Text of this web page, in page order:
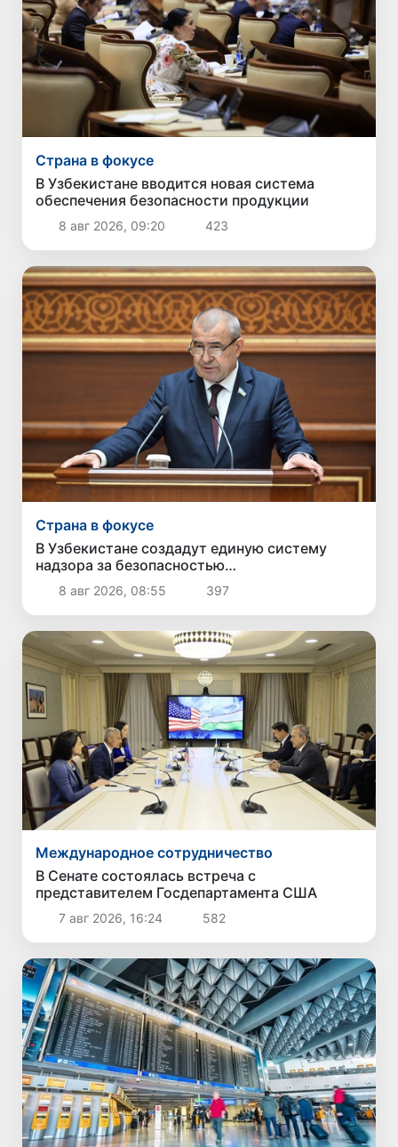
Страна в фокусе
В Узбекистане вводится новая система
обеспечения безопасности продукции
8 авг 2026, 09:20 423
Страна в фокусе
В Узбекистане создадут единую систему
надзора за безопасностью
непродовольственных товаров
8 авг 2026, 08:55 397
Международное сотрудничество
В Сенате состоялась встреча с
представителем Госдепартамента США
7 авг 2026, 16:24 582